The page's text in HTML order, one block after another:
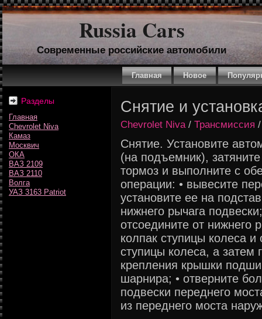
Russia Cars
Современные российские автомобили
Главная Новое
Разделы
Главная
Chevrolet Niva
Камаз
Москвич
ОКА
ВАЗ 2109
ВАЗ 2110
Волга
УАЗ 3163 Patriot
Снятие и
Chevrolet Niva / Трансмиссия
Снятие. Установите
(на подъемник),
тормоз и выполните с
операции: • вывесите
установите ее на
нижнего рычага
отсоедините от нижнего
колпак ступицы колеса и
ступицы колеса, а затем
крепления крышки
шарнира; • отверните
подвески переднего
из переднего моста